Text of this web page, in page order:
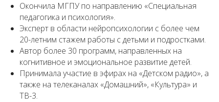
Окончила МГПУ по направлению «Специальная
педагогика и психология».
Эксперт в области нейропсихологии с более чем
20-летним стажем работы с детьми и подростками.
Автор более 30 программ, направленных на
когнитивное и эмоциональное развитие детей.
Принимала участие в эфирах на «Детском радио», а
также на телеканалах «Домашний», «Культура» и
ТВ-3.